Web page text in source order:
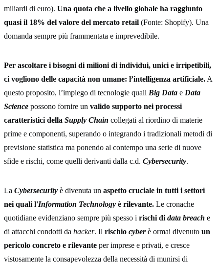
miliardi di euro). Una quota che a livello globale ha raggiunto
quasi il 18% del valore del mercato retail (Fonte: Shopify). Una
domanda sempre più frammentata e imprevedibile.
Per ascoltare i bisogni di milioni di individui, unici e irripetibili,
ci vogliono delle capacità non umane: l’intelligenza artificiale. A
questo proposito, l’impiego di tecnologie quali Big Data e Data
Science possono fornire un valido supporto nei processi
caratteristici della Supply Chain collegati al riordino di materie
prime e componenti, superando o integrando i tradizionali metodi di
previsione statistica ma ponendo al contempo una serie di nuove
sfide e rischi, come quelli derivanti dalla c.d. Cybersecurity.
La Cybersecurity è divenuta un aspetto cruciale in tutti i settori
nei quali l'Information Technology è rilevante. Le cronache
quotidiane evidenziano sempre più spesso i rischi di data breach e
di attacchi condotti da hacker. Il rischio cyberè ormai divenuto un
pericolo concreto e rilevante per imprese e privati, e cresce
vistosamente la consapevolezza della necessità di munirsi di